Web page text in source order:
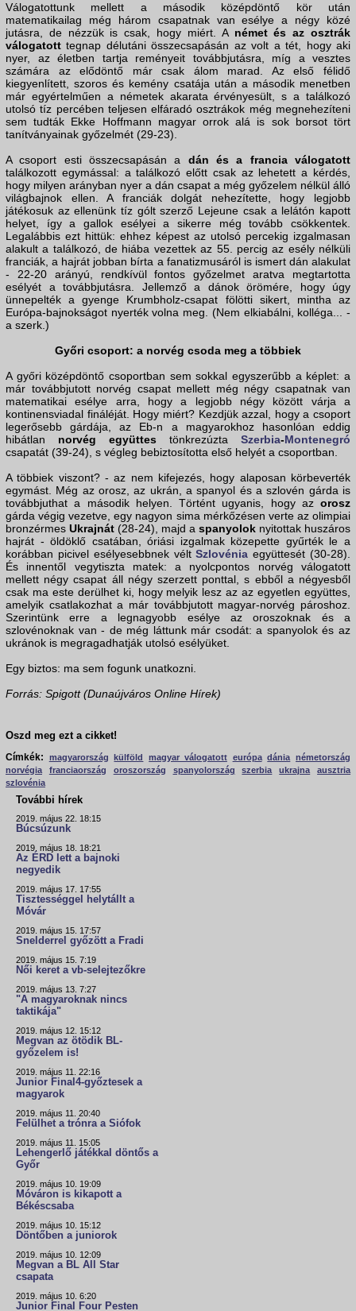
Válogatottunk mellett a második középdöntő kör után
matematikailag még három csapatnak van esélye a négy közé
jutásra, de nézzük is csak, hogy miért. A német és az osztrák
válogatott tegnap délutáni összecsapásán az volt a tét, hogy aki
nyer, az életben tartja reményeit továbbjutásra, míg a vesztes
számára az elődöntő már csak álom marad. Az első félidő
kiegyenlített, szoros és kemény csatája után a második menetben
már egyértelműen a németek akarata érvényesült, s a találkozó
utolsó tíz percében teljesen elfáradó osztrákok még megnehezíteni
sem tudták Ekke Hoffmann magyar orrok alá is sok borsot tört
tanítványainak győzelmét (29-23).
A csoport esti összecsapásán a dán és a francia válogatott
találkozott egymással: a találkozó előtt csak az lehetett a kérdés,
hogy milyen arányban nyer a dán csapat a még győzelem nélkül álló
világbajnok ellen. A franciák dolgát nehezítette, hogy legjobb
játékosuk az ellenünk tíz gólt szerző Lejeune csak a lelátón kapott
helyet, így a gallok esélyei a sikerre még tovább csökkentek.
Legalábbis ezt hittük: ehhez képest az utolsó percekig izgalmasan
alakult a találkozó, de hiába vezettek az 55. percig az esély nélküli
franciák, a hajrát jobban bírta a fanatizmusáról is ismert dán alakulat
- 22-20 arányú, rendkívül fontos győzelmet aratva megtartotta
esélyét a továbbjutásra. Jellemző a dánok örömére, hogy úgy
ünnepelték a gyenge Krumbholz-csapat fölötti sikert, mintha az
Európa-bajnokságot nyerték volna meg. (Nem elkiabálni, kolléga... -
a szerk.)
Győri csoport: a norvég csoda meg a többiek
A győri középdöntő csoportban sem sokkal egyszerűbb a képlet: a
már továbbjutott norvég csapat mellett még négy csapatnak van
matematikai esélye arra, hogy a legjobb négy között várja a
kontinensviadal fináléját. Hogy miért? Kezdjük azzal, hogy a csoport
legerősebb gárdája, az Eb-n a magyarokhoz hasonlóan eddig
hibátlan norvég együttes tönkrezúzta Szerbia-Montenegró
csapatát (39-24), s végleg bebiztosította első helyét a csoportban.
A többiek viszont? - az nem kifejezés, hogy alaposan körbeverték
egymást. Még az orosz, az ukrán, a spanyol és a szlovén gárda is
továbbjuthat a második helyen. Történt ugyanis, hogy az orosz
gárda végig vezetve, egy nagyon sima mérkőzésen verte az olimpiai
bronzérmes Ukrajnát (28-24), majd a spanyolok nyitottak huszáros
hajrát - öldöklő csatában, óriási izgalmak közepette gyűrték le a
korábban picivel esélyesebbnek véltSzlovénia együttesét (30-28).
És innentől vegytiszta matek: a nyolcpontos norvég válogatott
mellett négy csapat áll négy szerzett ponttal, s ebből a négyesből
csak ma este derülhet ki, hogy melyik lesz az az egyetlen együttes,
amelyik csatlakozhat a már továbbjutott magyar-norvég pároshoz.
Szerintünk erre a legnagyobb esélye az oroszoknak és a
szlovénoknak van - de még láttunk már csodát: a spanyolok és az
ukránok is megragadhatják utolsó esélyüket.
Egy biztos: ma sem fogunk unatkozni.
Forrás: Spigott (Dunaújváros Online Hírek)
Oszd meg ezt a cikket!
Címkék:
magyarország külföld magyar válogatott európa dánia németország
norvégia
franciaország oroszország spanyolország szerbia ukrajna
ausztria
szlovénia
További hírek
2019. május 22. 18:15
Búcsúzunk
2019. május 18. 18:21
Az ÉRD lett a bajnoki
negyedik
2019. május 17. 17:55
Tisztességgel helytállt a
Móvár
2019. május 15. 17:57
Snelderrel győzött a Fradi
2019. május 15. 7:19
Női keret a vb-selejtezőkre
2019. május 13. 7:27
"A magyaroknak nincs
taktikája"
2019. május 12. 15:12
Megvan az ötödik BL-
győzelem is!
2019. május 11. 22:16
Junior Final4-győztesek a
magyarok
2019. május 11. 20:40
Felülhet a trónra a Siófok
2019. május 11. 15:05
Lehengerlő játékkal döntős a
Győr
2019. május 10. 19:09
Móváron is kikapott a
Békéscsaba
2019. május 10. 15:12
Döntőben a juniorok
2019. május 10. 12:09
Megvan a BL All Star
csapata
2019. május 10. 6:20
Junior Final Four Pesten